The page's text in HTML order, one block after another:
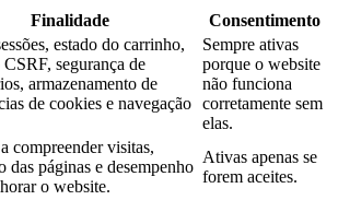
Finalidade Consentimento
estado do carrinho,
segurança de
armazenamento de
de cookies e navegação
Sempre ativas
porque o website
não funciona
corretamente sem
elas.
compreender visitas,
das páginas e desempenho
o website.
Ativas apenas se
forem aceites.